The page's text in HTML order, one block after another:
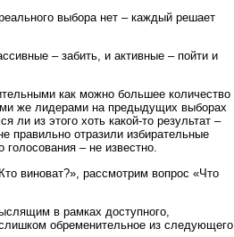
выбора нет – каждый решает
– забить, и активные – пойти и
как можно большее количество
же лидерами на предыдущих выборах
ли из этого хоть какой-то результат –
правильно отразили избирательные
голосования – не известно.
виноват?», рассмотрим вопрос «Что
в рамках доступного,
обременительное из следующего